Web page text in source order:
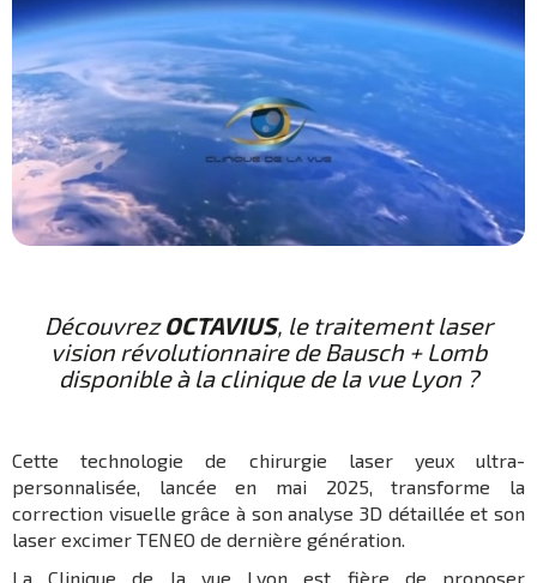
DécouvrezOCTAVIUS, le traitement laser
vision révolutionnaire de Bausch + Lomb
disponible à la clinique de la vue Lyon ?
Cette technologie de chirurgie laser yeux ultra-
personnalisée, lancée en mai 2025, transforme la
correction visuelle grâce à son analyse 3D détaillée et son
laser excimer TENEO de dernière génération.
La Clinique de la vue Lyon est fière de proposer